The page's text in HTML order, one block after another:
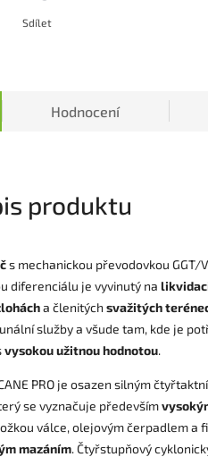
Sdílet
Hodnocení
produktu
s mechanickou převodovkou GGT/
diferenciálu je vyvinutý na
a členitých svažitých
služby a všude tam, kde je
vysokou užitnou hodnotou.
PRO je osazen silným
se vyznačuje především
válce, olejovým čerpadlem a
mazáním. Čtyřstupňový